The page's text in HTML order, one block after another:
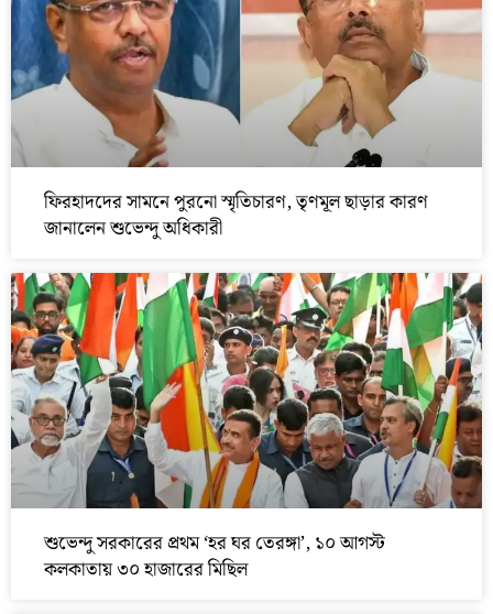
ফিরহাদদের সামনে পুরনো স্মৃতিচারণ, তৃণমূল ছাড়ার কারণ
জানালেন শুভেন্দু অধিকারী
শুভেন্দু সরকারের প্রথম ‘হর ঘর তেরঙ্গা’, ১০ আগস্ট
কলকাতায় ৩০ হাজারের মিছিল